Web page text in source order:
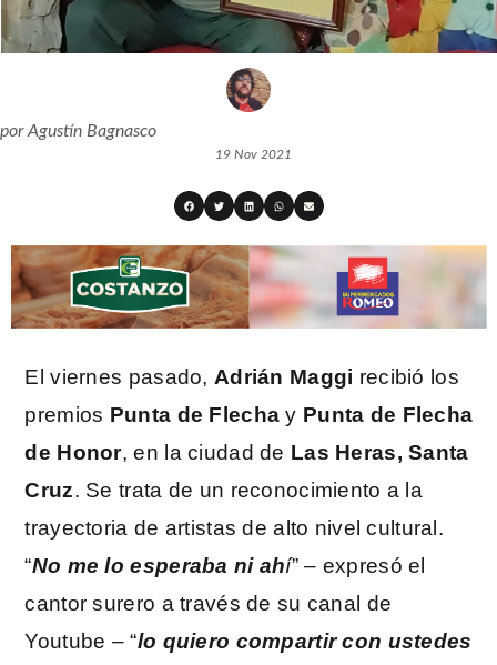
porAgustín Bagnasco
19 Nov 2021
El viernes pasado, Adrián Maggi recibió los
premios Punta de Flechay Punta de Flecha
de Honor, en la ciudad de Las Heras, Santa
Cruz. Se trata de un reconocimiento a la
trayectoria de artistas de alto nivel cultural.
“No me lo esperaba ni ahí” – expresó el
cantor surero a través de su canal de
Youtube – “lo quiero compartir con ustedes